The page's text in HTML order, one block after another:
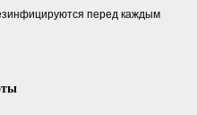
перед каждым